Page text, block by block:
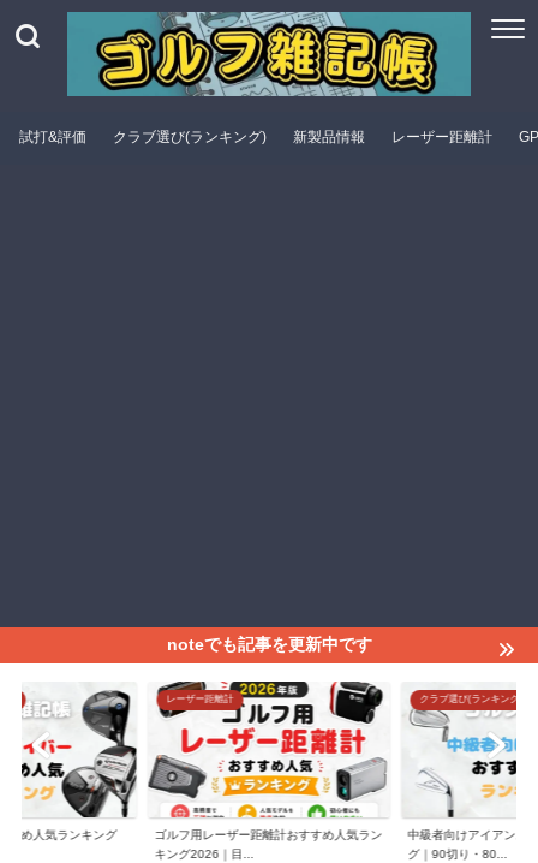
試打&評価 クラブ選び(ランキング) 新製品情報 レーザー距離計
noteでも記事を更新中です
すめ人気ランキング
レーザー距離計
ゴルフ用レーザー距離計おすすめ人気ラン
キング2026｜目...
クラブ選び(ランキング)
中級者向けアイアンお
グ｜90切り・80...